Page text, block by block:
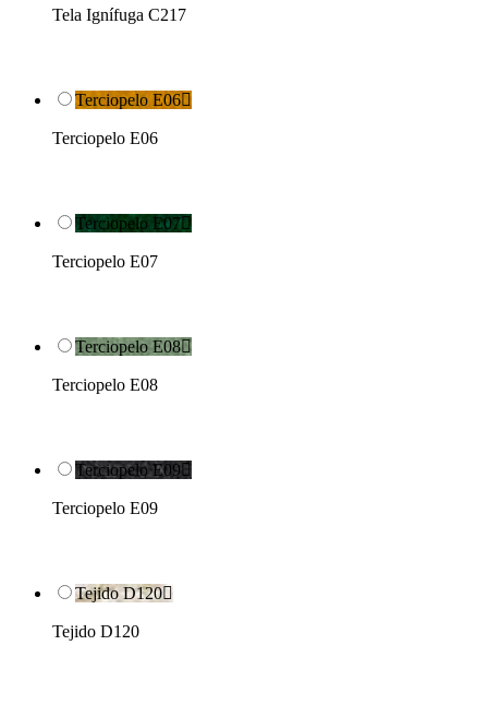
Tela Ignífuga C217
Terciopelo E06
Terciopelo E06
Terciopelo E07
Terciopelo E07
Terciopelo E08
Terciopelo E08
Terciopelo E09
Terciopelo E09
Tejido D120
Tejido D120